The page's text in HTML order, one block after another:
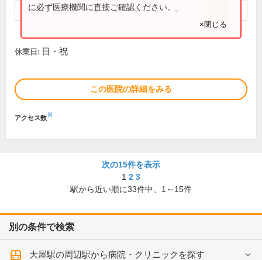
9:00～19:00 ● ● ● ●
に必ず医療機関に直接ご確認ください。
×閉じる
休業日: 日・祝
この医院の詳細をみる
アクセス数※
次の15件を表示
1 2 3
駅から近い順に33件中、 1～15件
別の条件で検索
大屋駅の周辺駅から病院・クリニックを探す